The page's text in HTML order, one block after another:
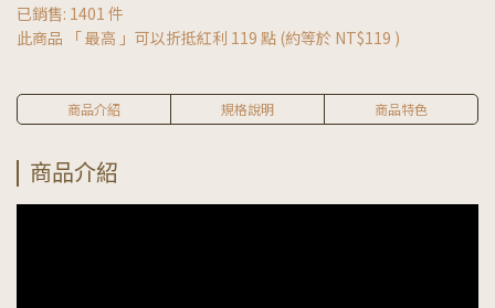
已銷售: 1401 件
此商品 「 最高 」可以折抵紅利 119 點 (約等於 NT$119 )
商品介紹 規格說明 商品特色
商品介紹